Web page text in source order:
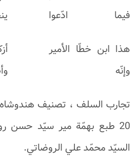
فيما ادّعوا
هذا ابن خطّا الأمير
وإنّه
تجارب السلف ، تصنيف
20 طبع بهمّة مير سيّد حسن
السيّد محمّد علي الروضاتي.